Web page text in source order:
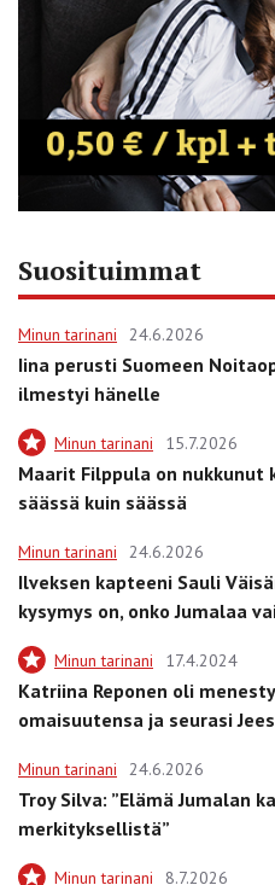
Suosituimmat
Minun tarinani 24.6.2026
Iina perusti Suomeen
ilmestyi hänelle
Minun tarinani 15.7.2026
Maarit Filppula on nukkunut
säässä kuin säässä
Minun tarinani 24.6.2026
Ilveksen kapteeni Sauli
kysymys on, onko Jumalaa
Minun tarinani 17.4.2024
Katriina Reponen oli
omaisuutensa ja seurasi
Minun tarinani 24.6.2026
Troy Silva: ”Elämä Jumalan
merkityksellistä”
Minun tarinani 8.7.2026